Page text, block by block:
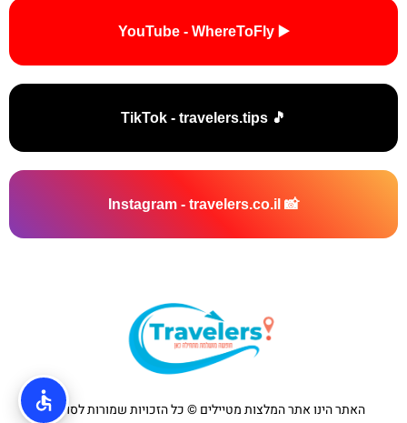
▶️ YouTube - WhereToFly
🎵 TikTok - travelers.tips
📸 Instagram - travelers.co.il
האתר הינו אתר המלצות מטיילים © כל הזכויות שמורות לסוכנות